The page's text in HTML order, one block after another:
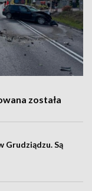
została
Grudziądzu. Są